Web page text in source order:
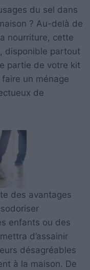
du sel dans
? Au-delà de
nourriture, cette
disponible partout
partie de votre kit
faire un ménage
de
des avantages
enfants ou des
d’assainir
désagréables
à la maison. De